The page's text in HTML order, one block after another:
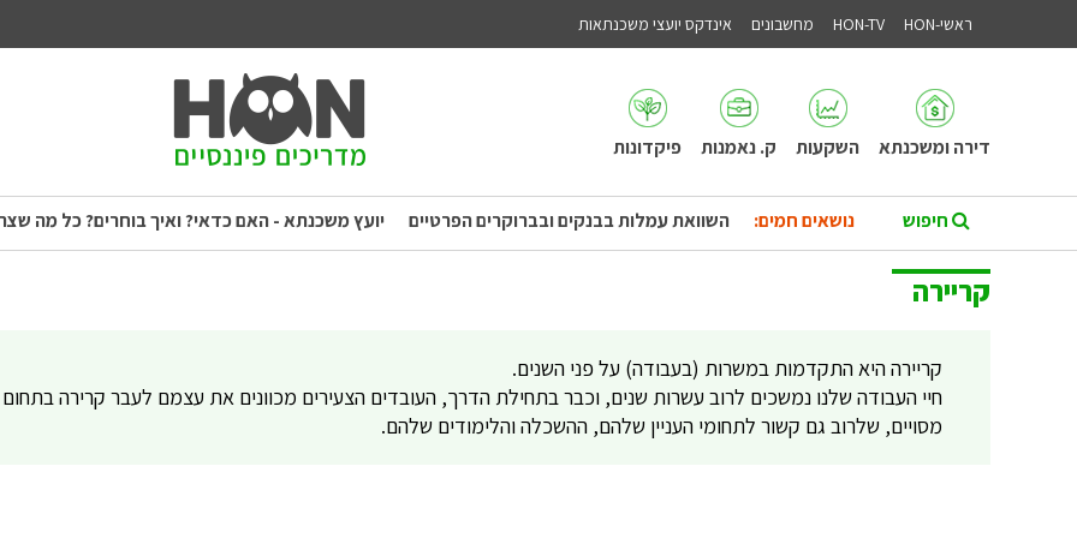
ראשי-HON HON-TV מחשבונים אינדקס יועצי משכנתאות
דירה ומשכנתא השקעות ק. נאמנות פיקדונות
נושאים חמים: השוואת עמלות בבנקים ובברוקרים הפרטיים יועץ משכנתא - האם כדאי? ואיך בוחרים? כל מה
קריירה
קריירה היא התקדמות במשרות (בעבודה) על פני השנים.
חיי העבודה שלנו נמשכים לרוב עשרות שנים, וכבר בתחילת הדרך, העובדים הצעירים מכוונים את עצמם לעבר קרירה בתחום
מסויים, שלרוב גם קשור לתחומי העניין שלהם, ההשכלה והלימודים שלהם.